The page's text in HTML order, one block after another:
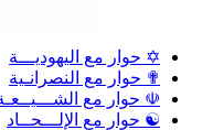
✡ حوار مع اليهوديـــة
✟ حوار مع النصرانـية
☫ حوار مع الشـــيــعـة
☯ حوار مع الإلـــحــاد